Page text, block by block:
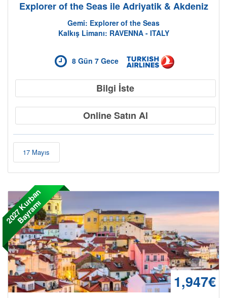
Explorer of the Seas ile Adriyatik & Akdeniz
Gemi: Explorer of the Seas
Kalkış Limanı: RAVENNA - ITALY
8 Gün 7 Gece
Bilgi İste
Online Satın Al
17 Mayıs
2
0
2
7
K
u
r
b
a
n
B
a
y
r
a
m
ı
1,947€